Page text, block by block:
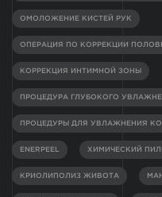
ОМОЛОЖЕНИЕ КИСТЕЙ РУК
ОПЕРАЦИЯ ПО КОРРЕКЦИИ
КОРРЕКЦИЯ ИНТИМНОЙ ЗОНЫ
ПРОЦЕДУРА ГЛУБОКОГО
ПРОЦЕДУРЫ ДЛЯ УВЛАЖНЕНИЯ
ENERPEEL ХИМИЧЕСКИЙ
КРИОЛИПОЛИЗ ЖИВОТА